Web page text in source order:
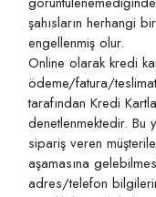
şahısların herhangi
engellenmiş olur.
Online olarak kredi
ödeme/fatura/
tarafından Kredi
denetlenmektedir. Bu
sipariş veren
aşamasına
adres/telefon